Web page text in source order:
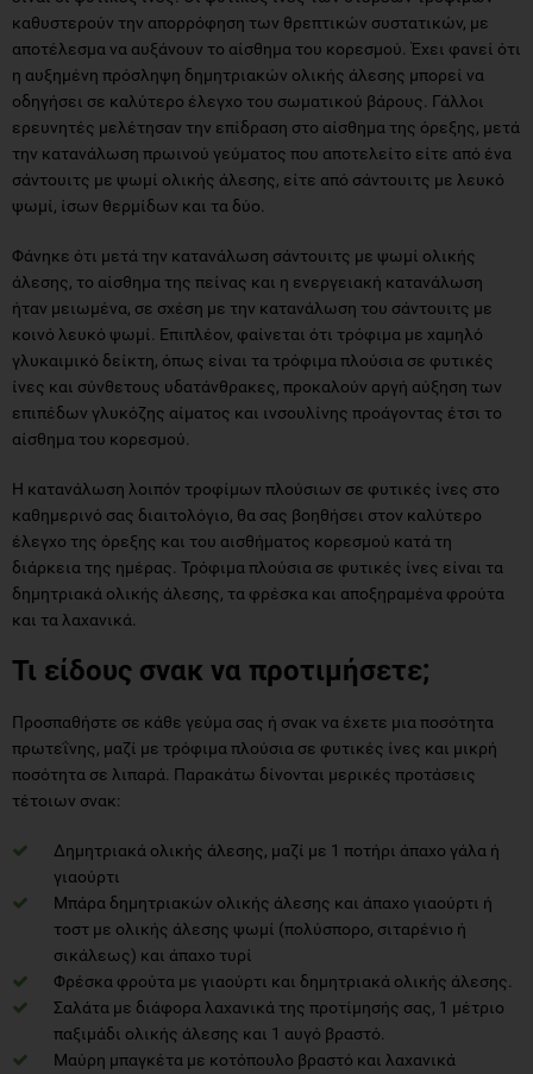
καθυστερούν την απορρόφηση των θρεπτικών συστατικών, με
αποτέλεσμα να αυξάνουν το αίσθημα του κορεσμού. Έχει φανεί ότι
η αυξημένη πρόσληψη δημητριακών ολικής άλεσης μπορεί να
οδηγήσει σε καλύτερο έλεγχο του σωματικού βάρους. Γάλλοι
ερευνητές μελέτησαν την επίδραση στο αίσθημα της όρεξης, μετά
την κατανάλωση πρωινού γεύματος που αποτελείτο είτε από ένα
σάντουιτς με ψωμί ολικής άλεσης, είτε από σάντουιτς με λευκό
ψωμί, ίσων θερμίδων και τα δύο.
Φάνηκε ότι μετά την κατανάλωση σάντουιτς με ψωμί ολικής
άλεσης, το αίσθημα της πείνας και η ενεργειακή κατανάλωση
ήταν μειωμένα, σε σχέση με την κατανάλωση του σάντουιτς με
κοινό λευκό ψωμί. Επιπλέον, φαίνεται ότι τρόφιμα με χαμηλό
γλυκαιμικό δείκτη, όπως είναι τα τρόφιμα πλούσια σε φυτικές
ίνες και σύνθετους υδατάνθρακες, προκαλούν αργή αύξηση των
επιπέδων γλυκόζης αίματος και ινσουλίνης προάγοντας έτσι το
αίσθημα του κορεσμού.
Η κατανάλωση λοιπόν τροφίμων πλούσιων σε φυτικές ίνες στο
καθημερινό σας διαιτολόγιο, θα σας βοηθήσει στον καλύτερο
έλεγχο της όρεξης και του αισθήματος κορεσμού κατά τη
διάρκεια της ημέρας. Τρόφιμα πλούσια σε φυτικές ίνες είναι τα
δημητριακά ολικής άλεσης, τα φρέσκα και αποξηραμένα φρούτα
και τα λαχανικά.
Τι είδους σνακ να προτιμήσετε;
Προσπαθήστε σε κάθε γεύμα σας ή σνακ να έχετε μια ποσότητα
πρωτεΐνης, μαζί με τρόφιμα πλούσια σε φυτικές ίνες και μικρή
ποσότητα σε λιπαρά. Παρακάτω δίνονται μερικές προτάσεις
τέτοιων σνακ:
Δημητριακά ολικής άλεσης, μαζί με 1 ποτήρι άπαχο γάλα ή
γιαούρτι
Μπάρα δημητριακών ολικής άλεσης και άπαχο γιαούρτι ή
τοστ με ολικής άλεσης ψωμί (πολύσπορο, σιταρένιο ή
σικάλεως) και άπαχο τυρί
Φρέσκα φρούτα με γιαούρτι και δημητριακά ολικής άλεσης.
Σαλάτα με διάφορα λαχανικά της προτίμησής σας, 1 μέτριο
παξιμάδι ολικής άλεσης και 1 αυγό βραστό.
Μαύρη μπαγκέτα με κοτόπουλο βραστό και λαχανικά